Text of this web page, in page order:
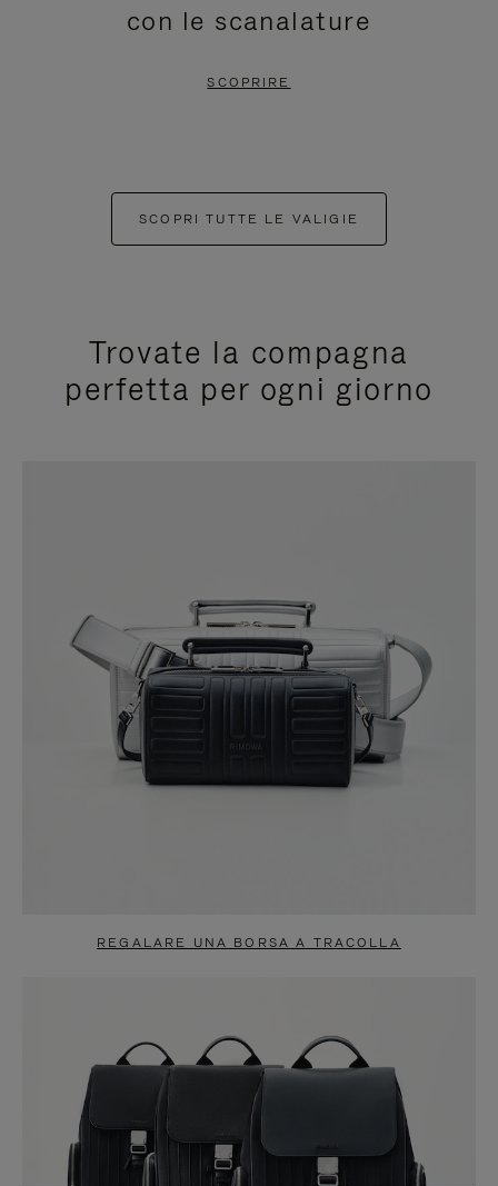
con le scanalature
SCOPRIRE
SCOPRI TUTTE LE VALIGIE
Trovate la compagna
perfetta per ogni giorno
REGALARE UNA BORSA A TRACOLLA